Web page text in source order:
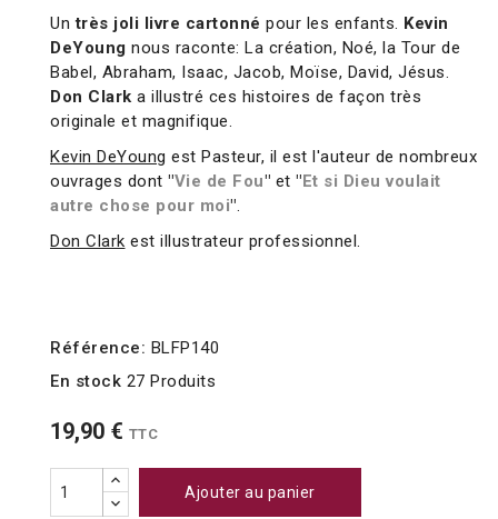
Untrès joli livre cartonné pour les enfants. Kevin
DeYoung nous raconte: La création, Noé, la Tour de
Babel, Abraham, Isaac, Jacob, Moïse, David, Jésus.
Don Clark a illustré ces histoires de façon très
originale et magnifique.
Kevin DeYoung est Pasteur, il est l'auteur de nombreux
ouvrages dont "Vie de Fou" et "Et si Dieu voulait
autre chose pour moi".
Don Clark est illustrateur professionnel.
Référence: BLFP140
En stock 27 Produits
19,90 € TTC
Ajouter au panier